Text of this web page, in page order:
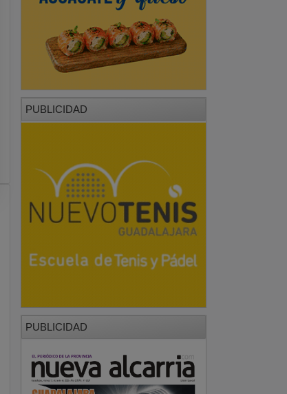
PUBLICIDAD
PUBLICIDAD